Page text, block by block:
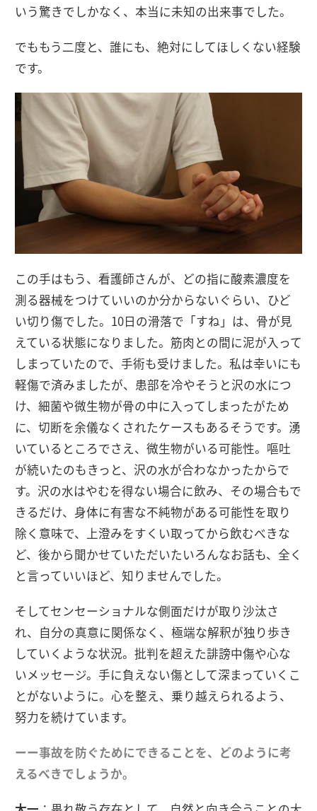
いう驚きでしかなく、本当に未知の出来事でした。
でももう二度と、誰にも、絶対にしてほしくない経験
です。
この手はもう、看護師さんが、どの指に酸素濃度を
測る器械をつけていいのか分からないぐらい、ひど
い切り傷でした。10日の滑落で「すね」は、骨が見
えている状態になりました。筋肉との間に泥が入って
しまっていたので、手術も受けました。私は幸いにも
軽傷で済みましたが、患部を冷やそうと沢の水につ
け、細菌や微生物が骨の中に入ってしまったがため
に、切断を余儀なくされたケースもあるそうです。湧
いているところでさえ、微生物がいる可能性。嘔吐
が続いたのもきっと、沢の水が合わなかったからで
す。沢の水はやむを得ない場合に飲み、その場合もで
きるだけ、身体に有害な不純物がある可能性を取り
除く意味で、上澄みをすくい取ってから飲むべきな
ど、後から聞かせていただいたいろんなお話も、全く
と言っていいほど、知りませんでした。
そしてセンセーショナルな側面だけが取り沙汰さ
れ、自分の真意に関係なく、極端な解釈が独り歩き
していくような状況。批判を超えた誹謗中傷や心な
いメッセージ。手に負えない傷として深まっていくこ
とがないように。心を整え、乗り越えられるよう、
努力を続けています。
ーー事故を防ぐためにできることを、どのように考
えるべきでしょうか。